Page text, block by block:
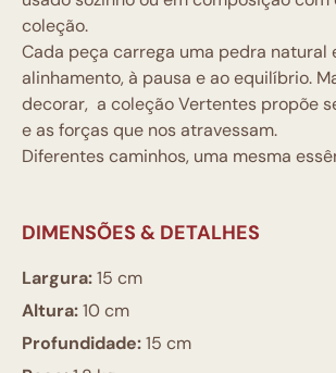
coleção.
Cada peça carrega uma pedra natural
alinhamento, à pausa e ao equilíbrio.
decorar, a coleção Vertentes propõe
e as forças que nos atravessam.
Diferentes caminhos, uma mesma
DIMENSÕES & DETALHES
Largura:15 cm
Altura:10 cm
Profundidade:15 cm